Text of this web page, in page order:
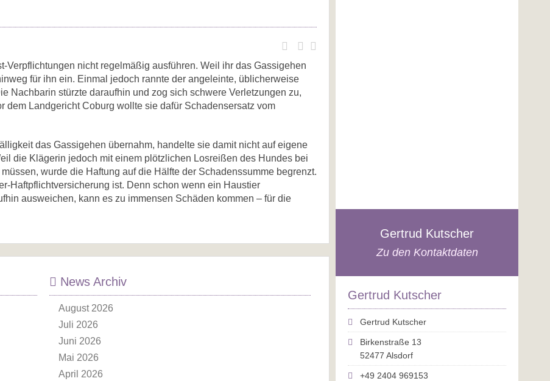
Gertrud Kutscher
Zu den Kontaktdaten
Gertrud Kutscher
Gertrud Kutscher
Birkenstraße 13
52477 Alsdorf
+49 2404 969153
Verpflichtungen nicht regelmäßig ausführen. Weil ihr das Gassigehen
für ihn ein. Einmal jedoch rannte der angeleinte, üblicherweise
Nachbarin stürzte daraufhin und zog sich schwere Verletzungen zu,
dem Landgericht Coburg wollte sie dafür Schadensersatz vom
das Gassigehen übernahm, handelte sie damit nicht auf eigene
die Klägerin jedoch mit einem plötzlichen Losreißen des Hundes bei
wurde die Haftung auf die Hälfte der Schadenssumme begrenzt.
Haftpflichtversicherung ist. Denn schon wenn ein Haustier
ausweichen, kann es zu immensen Schäden kommen – für die
News Archiv
August 2026
Juli 2026
Juni 2026
Mai 2026
April 2026